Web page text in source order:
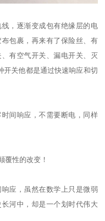
，逐渐变成包有绝缘层的电
包裹，再来有了保险丝、有
有空气开关、漏电开关、灭
开关他都是通过快速响应和切
间响应，不需要断电，同样
覆性的改变！
应，虽然在数学上只是微弱
河中，却是一个划时代伟大